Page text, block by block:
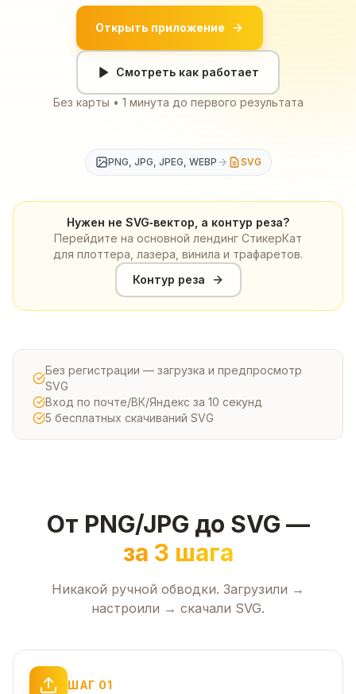
Открыть приложение
Смотреть как работает
Без карты • 1 минута до первого результата
PNG, JPG, JPEG, WEBP SVG
Нужен не SVG‑вектор, а контур реза?
Перейдите на основной лендинг СтикерКат
для плоттера, лазера, винила и трафаретов.
Контур реза
Без регистрации — загрузка и предпросмотр
SVG
Вход по почте/ВК/Яндекс за 10 секунд
5 бесплатных скачиваний SVG
От PNG/JPG до SVG —
за 3 шага
Никакой ручной обводки. Загрузили →
настроили → скачали SVG.
ШАГ 01